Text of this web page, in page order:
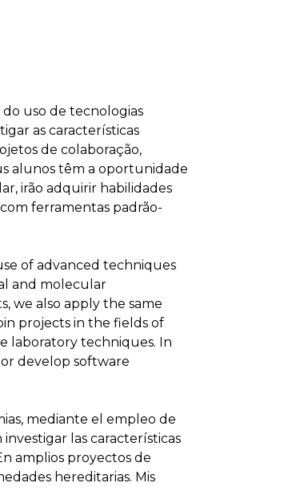
uso de tecnologias
as características
de colaboração,
alunos têm a oportunidade
irão adquirir habilidades
ferramentas padrão-
of advanced techniques
and molecular
we also apply the same
projects in the fields of
laboratory techniques. In
develop software
mediante el empleo de
las características
amplios proyectos de
hereditarias. Mis